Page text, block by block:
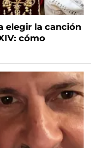
elegir la canción
cómo